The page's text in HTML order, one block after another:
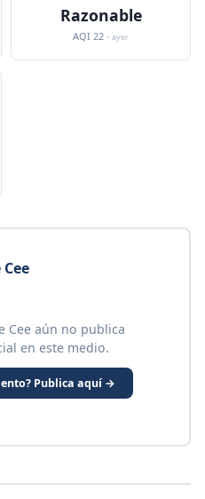
Razonable
AQI 22 · ayer
Cee aún no publica
en este medio.
Publica aquí →